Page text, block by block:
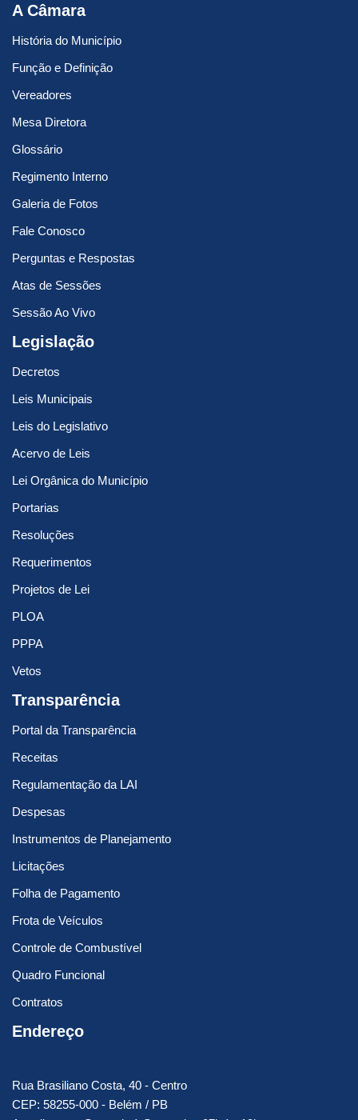
A Câmara
História do Município
Função e Definição
Vereadores
Mesa Diretora
Glossário
Regimento Interno
Galeria de Fotos
Fale Conosco
Perguntas e Respostas
Atas de Sessões
Sessão Ao Vivo
Legislação
Decretos
Leis Municipais
Leis do Legislativo
Acervo de Leis
Lei Orgânica do Município
Portarias
Resoluções
Requerimentos
Projetos de Lei
PLOA
PPPA
Vetos
Transparência
Portal da Transparência
Receitas
Regulamentação da LAI
Despesas
Instrumentos de Planejamento
Licitações
Folha de Pagamento
Frota de Veículos
Controle de Combustível
Quadro Funcional
Contratos
Endereço
Rua Brasiliano Costa, 40 - Centro
CEP: 58255-000 - Belém / PB